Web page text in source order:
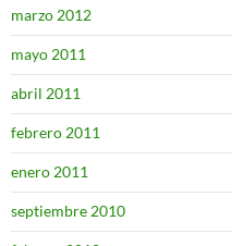
marzo 2012
mayo 2011
abril 2011
febrero 2011
enero 2011
septiembre 2010